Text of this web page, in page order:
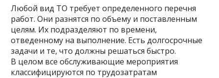
Любой вид ТО требует определенного перечня
работ. Они разнятся по объему и поставленным
целям. Их подразделяют по времени,
отведенному на выполнение. Есть долгосрочные
задачи и те, что должны решаться быстро.
В целом все обслуживающие мероприятия
классифицируются по трудозатратам